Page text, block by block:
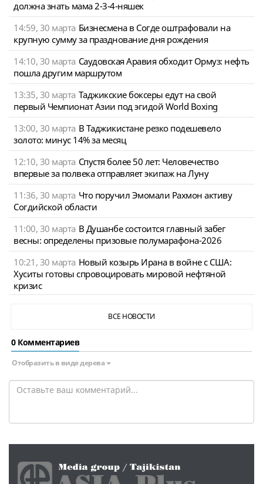
должна знать мама 2-3-4-няшек
14:59, 30 марта Бизнесмена в Согде оштрафовали на
крупную сумму за празднование дня рождения
14:10, 30 марта Саудовская Аравия обходит Ормуз: нефть
пошла другим маршрутом
13:35, 30 марта Таджикские боксеры едут на свой
первый Чемпионат Азии под эгидой World Boxing
13:00, 30 марта В Таджикистане резко подешевело
золото: минус 14% за месяц
12:10, 30 марта Спустя более 50 лет: Человечество
впервые за полвека отправляет экипаж на Луну
11:36, 30 марта Что поручил Эмомали Рахмон активу
Согдийской области
11:00, 30 марта В Душанбе состоится главный забег
весны: определены призовые полумарафона-2026
10:21, 30 марта Новый козырь Ирана в войне с США:
Хуситы готовы спровоцировать мировой нефтяной
кризис
ВСЕ НОВОСТИ
0 Комментариев
Отобразить в виде дерева